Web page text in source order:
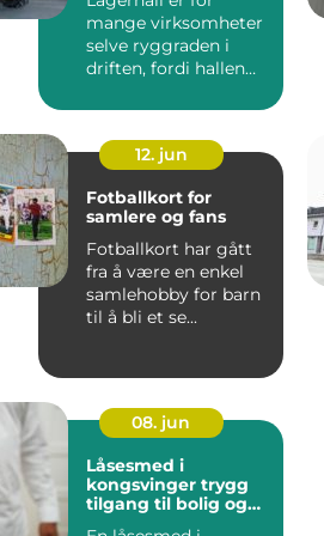
mange virksomheter
selve ryggraden i
driften, fordi hallen
ef...
12. jun
Fotballkort for
samlere og fans
Fotballkort har gått
fra å være en enkel
samlehobby for barn
til å bli et se...
08. jun
Låsesmed i
kongsvinger trygg
tilgang til bolig og